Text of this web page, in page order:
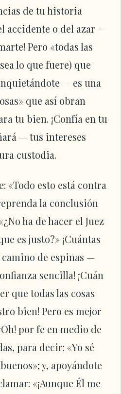
de tu historia
accidente o del azar —
Pero «todas las
lo que fuere) que
— es una
que así obran
tu bien. ¡Confía en tu
— tus intereses
custodia.
«Todo esto está contra
la conclusión
ha de hacer el Juez
es justo?» ¡Cuántas
de espinas —
sencilla! ¡Cuán
que todas las cosas
bien! Pero es mejor
por fe en medio de
para decir: «Yo sé
y, apoyándote
«¡Aunque Él me